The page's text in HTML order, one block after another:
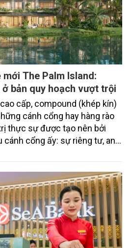
The Palm Island:
bản quy hoạch vượt trội
cấp, compound (khép kín)
cánh cổng hay hàng rào
thực sự được tạo nên bởi
cánh cổng ấy: sự riêng tư, an
riêng cho họ.